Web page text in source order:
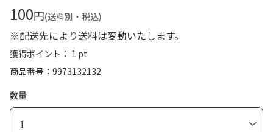
100円(送料別・税込)
※配送先により送料は変動いたします。
獲得ポイント： 1 pt
商品番号
9973132132
数量
1